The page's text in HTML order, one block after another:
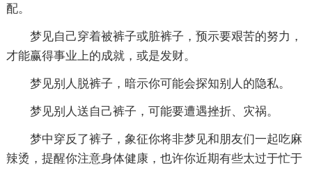
配。
梦见自己穿着被裤子或脏裤子，预示要艰苦的努力，
才能赢得事业上的成就，或是发财。
梦见别人脱裤子，暗示你可能会探知别人的隐私。
梦见别人送自己裤子，可能要遭遇挫折、灾祸。
梦中穿反了裤子，象征你将非梦见和朋友们一起吃麻
辣烫，提醒你注意身体健康，也许你近期有些太过于忙于